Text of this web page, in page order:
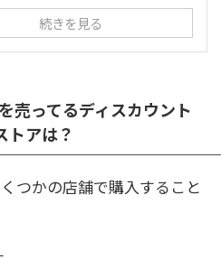
続きを見る
売ってるディスカウント
トアは？
つかの店舗で購入すること